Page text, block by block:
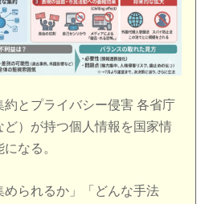
約とプライバシー侵害 各省庁
ど）が持つ個人情報を国家情
なる。
められるか」「どんな手法